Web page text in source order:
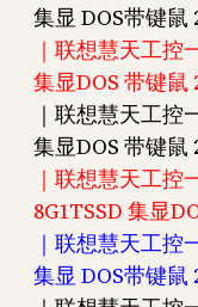
集显 DOS带键鼠
｜联想慧天工控
集显DOS 带键鼠
｜联想慧天工控
集显DOS 带键鼠
｜联想慧天工控
8G1TSSD 集显
｜联想慧天工控
集显 DOS带键鼠